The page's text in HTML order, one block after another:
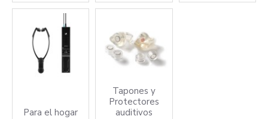
Para el hogar
Tapones y
Protectores
auditivos